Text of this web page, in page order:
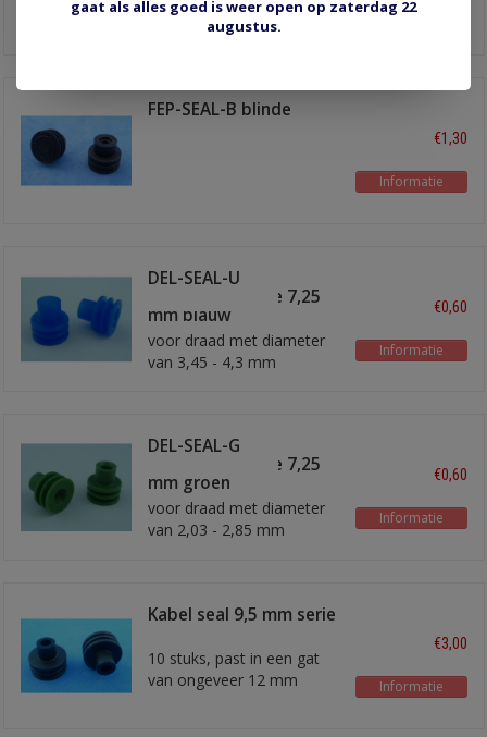
Informatie
FEP-SEAL-B blinde
€1,30
Informatie
DEL-SEAL-U
afdichtrubbertje 7,25
mm blauw
voor draad met diameter
van 3,45 - 4,3 mm
€0,60
Informatie
DEL-SEAL-G
afdichtrubbertje 7,25
mm groen
voor draad met diameter
van 2,03 - 2,85 mm
€0,60
Informatie
Kabel seal 9,5 mm serie
10 stuks, past in een gat
van ongeveer 12 mm
€3,00
Informatie
gaat als alles goed is weer open op zaterdag 22
augustus.